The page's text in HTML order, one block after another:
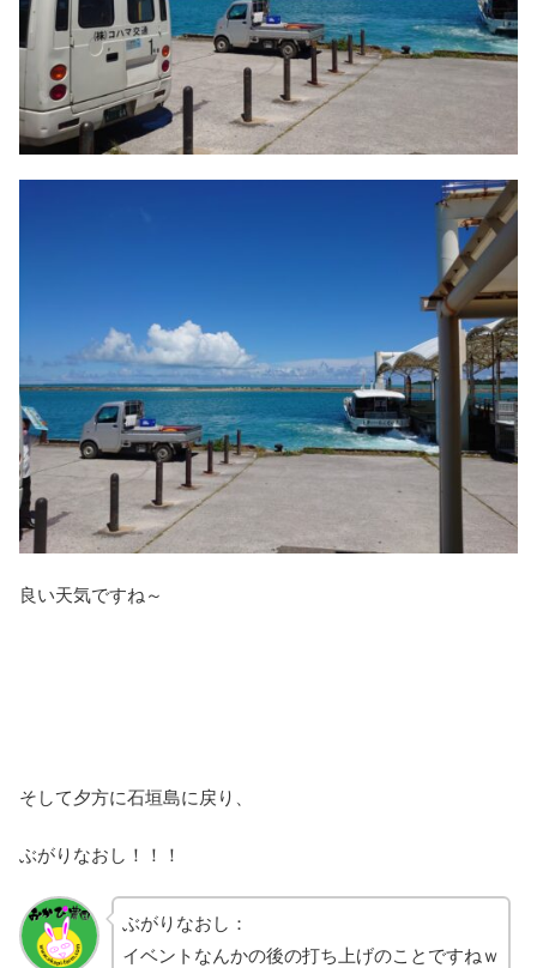
良い天気ですね～
そして夕方に石垣島に戻り、
ぶがりなおし！！！
ぶがりなおし：
イベントなんかの後の打ち上げのことですねｗ